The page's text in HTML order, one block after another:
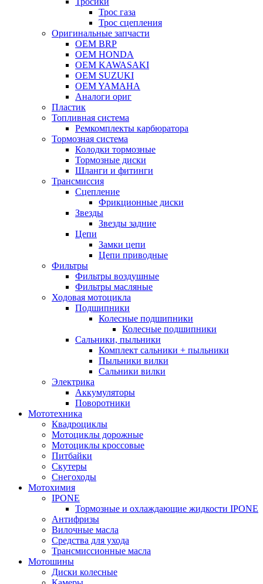
Трос газа
Трос сцепления
Оригинальные запчасти
OEM BRP
OEM HONDA
OEM KAWASAKI
OEM SUZUKI
OEM YAMAHA
Аналоги ориг
Пластик
Топливная система
Ремкомплекты карбюратора
Тормозная система
Колодки тормозные
Тормозные диски
Шланги и фитинги
Трансмиссия
Cцепление
Фрикционные диски
Звезды
Звезды задние
Цепи
Замки цепи
Цепи приводные
Фильтры
Фильтры воздушные
Фильтры масляные
Ходовая мотоцикла
Подшипники
Колесные подшипники
Колесные подшипники
Сальники, пыльники
Комплект сальники + пыльники
Пыльники вилки
Сальники вилки
Электрика
Аккумуляторы
Поворотники
Мототехника
Квадроциклы
Мотоциклы дорожные
Мотоциклы кроссовые
Питбайки
Скутеры
Снегоходы
Мотохимия
IPONE
Тормозные и охлаждающие жидкости IPONE
Антифризы
Вилочные масла
Средства для ухода
Трансмиссионные масла
Мотошины
Диски колесные